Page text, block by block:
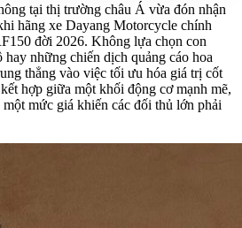
tại thị trường châu Á vừa đón nhận
hãng xe Dayang Motorcycle chính
đời 2026. Không lựa chọn con
những chiến dịch quảng cáo hoa
thẳng vào việc tối ưu hóa giá trị cốt
hợp giữa một khối động cơ mạnh mẽ,
mức giá khiến các đối thủ lớn phải